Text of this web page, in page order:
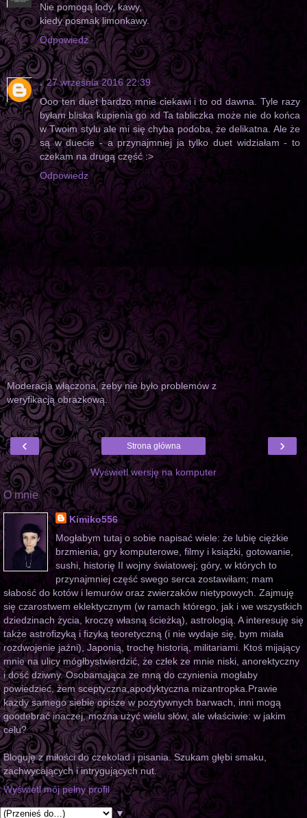
Nie pomogą lody, kawy,
kiedy posmak limonkawy.
Odpowiedz
. 27 września 2016 22:39
Ooo ten duet bardzo mnie ciekawi i to od dawna. Tyle razy
byłam bliska kupienia go xd Ta tabliczka może nie do końca
w Twoim stylu ale mi się chyba podoba, że delikatna. Ale że
są w duecie - a przynajmniej ja tylko duet widziałam - to
czekam na drugą część :>
Odpowiedz
Moderacja włączona, żeby nie było problemów z
weryfikacją obrazkową.
‹ ›
Strona główna
Wyświetl wersję na komputer
O mnie
Kimiko556
Mogłabym tutaj o sobie napisać wiele: że lubię ciężkie
brzmienia, gry komputerowe, filmy i książki, gotowanie,
sushi, historię II wojny światowej; góry, w których to
przynajmniej część swego serca zostawiłam; mam
słabość do kotów i lemurów oraz zwierzaków nietypowych. Zajmuję
się czarostwem eklektycznym (w ramach którego, jak i we wszystkich
dziedzinach życia, kroczę własną ścieżką), astrologią. A interesuję się
także astrofizyką i fizyką teoretyczną (i nie wydaje się, bym miała
rozdwojenie jaźni), Japonią, trochę historią, militariami. Ktoś mijający
mnie na ulicy mógłbystwierdzić, że człek ze mnie niski, anorektyczny
i dość dziwny. Osobamająca ze mną do czynienia mogłaby
powiedzieć, żem sceptyczna,apodyktyczna mizantropka.Prawie
każdy samego siebie opisze w pozytywnych barwach, inni mogą
goodebrać inaczej, można użyć wielu słów, ale właściwie: w jakim
celu?
Bloguję z miłości do czekolad i pisania. Szukam głębi smaku,
zachwycających i intrygujących nut.
Wyświetl mój pełny profil
▼